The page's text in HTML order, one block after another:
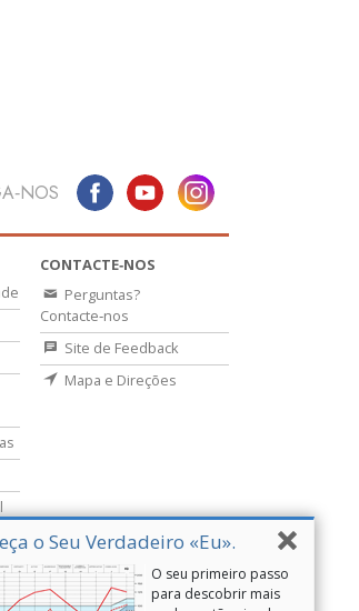
o Seu Verdadeiro «Eu».
O seu primeiro passo
para descobrir mais
CONTACTE‑NOS
Perguntas?
Contacte‑nos
Site de Feedback
Mapa e Direções